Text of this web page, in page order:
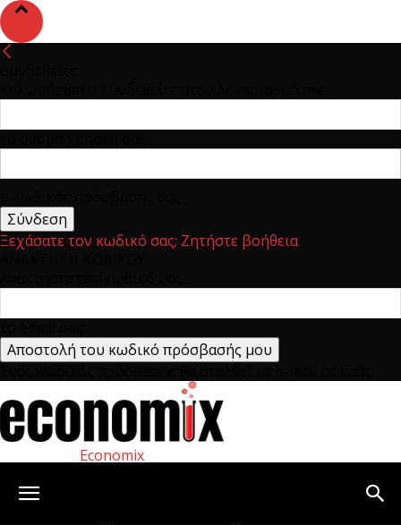
Ξεχάσατε τον κωδικό σας; Ζητήστε βοήθεια
Economix